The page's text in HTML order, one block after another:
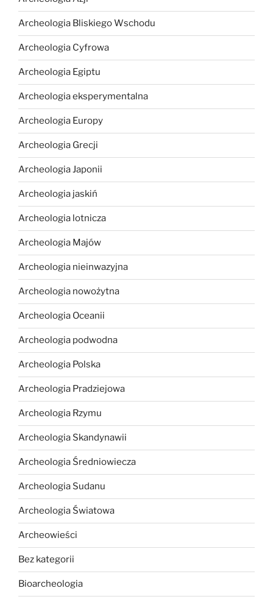
Archeologia Bliskiego Wschodu
Archeologia Cyfrowa
Archeologia Egiptu
Archeologia eksperymentalna
Archeologia Europy
Archeologia Grecji
Archeologia Japonii
Archeologia jaskiń
Archeologia lotnicza
Archeologia Majów
Archeologia nieinwazyjna
Archeologia nowożytna
Archeologia Oceanii
Archeologia podwodna
Archeologia Polska
Archeologia Pradziejowa
Archeologia Rzymu
Archeologia Skandynawii
Archeologia Średniowiecza
Archeologia Sudanu
Archeologia Światowa
Archeowieści
Bez kategorii
Bioarcheologia